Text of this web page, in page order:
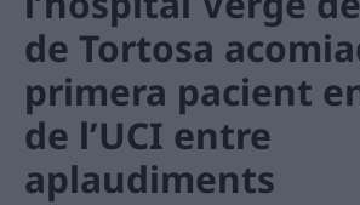
de Tortosa
primera pacient
de l’UCI entre
aplaudiments